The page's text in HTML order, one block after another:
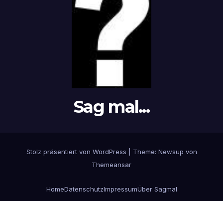
Sag mal...
Stolz präsentiert von WordPress
Theme: Newsup von
Themeansar
HomeDatenschutzImpressumÜber Sagmal